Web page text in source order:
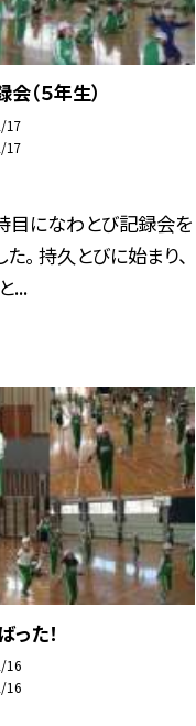
（５年生）
17
17
目になわとび記録会を
。 持久とびに始まり、
...
た！
16
16